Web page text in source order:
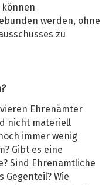
können
werden, ohne
zu
Ehrenämter
nicht materiell
immer wenig
Gibt es eine
Sind Ehrenamtliche
Gegenteil? Wie